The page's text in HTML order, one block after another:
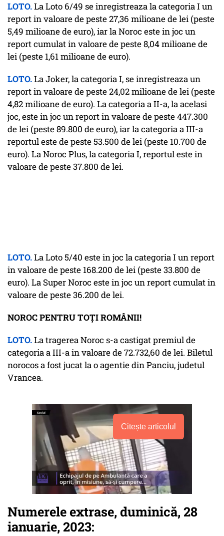
LOTO.La Loto 6/49 se inregistreaza la categoria I un
report in valoare de peste 27,36 milioane de lei (peste
5,49 milioane de euro), iar la Noroc este in joc un
report cumulat in valoare de peste 8,04 milioane de
lei (peste 1,61 milioane de euro).
LOTO.La Joker, la categoria I, se inregistreaza un
report in valoare de peste 24,02 milioane de lei (peste
4,82 milioane de euro). La categoria a II-a, la acelasi
joc, este in joc un report in valoare de peste 447.300
de lei (peste 89.800 de euro), iar la categoria a III-a
reportul este de peste 53.500 de lei (peste 10.700 de
euro). La Noroc Plus, la categoria I, reportul este in
valoare de peste 37.800 de lei.
LOTO.La Loto 5/40 este in joc la categoria I un report
in valoare de peste 168.200 de lei (peste 33.800 de
euro). La Super Noroc este in joc un report cumulat in
valoare de peste 36.200 de lei.
NOROC PENTRU TOȚI ROMÂNII!
LOTO.La tragerea Noroc s-a castigat premiul de
categoria a III-a in valoare de 72.732,60 de lei. Biletul
norocos a fost jucat la o agentie din Panciu, judetul
Vrancea.
Citește articolul
Numerele extrase, duminică, 28
ianuarie, 2023: